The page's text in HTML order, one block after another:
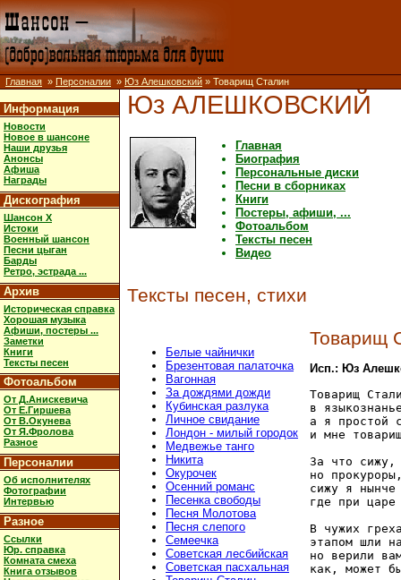
Главная » Персоналии » Юз Алешковский » Товарищ Сталин
Информация
Новости
Новое в шансоне
Наши друзья
Анонсы
Афиша
Награды
Дискография
Шансон X
Истоки
Военный шансон
Песни цыган
Барды
Ретро, эстрада ...
Архив
Историческая справка
Хорошая музыка
Афиши, постеры ...
Заметки
Книги
Тексты песен
Фотоальбом
От Д.Анискевича
От Е.Гиршева
От В.Окунева
От Я.Фролова
Разное
Персоналии
Об исполнителях
Фотографии
Интервью
Разное
Ссылки
Юр. справка
Комната смеха
Книга отзывов
Юз АЛЕШКОВСКИЙ
Главная
Биография
Персональные диски
Песни в сборниках
Книги
Постеры, афиши, ...
Фотоальбом
Тексты песен
Видео
Тексты песен, стихи
Белые чайнички
Брезентовая палаточка
Вагонная
За дождями дожди
Кубинская разлука
Личное свидание
Лондон - милый городок
Медвежье танго
Никита
Окурочек
Осенний романс
Песенка свободы
Песня Молотова
Песня слепого
Семеечка
Советская лесбийская
Советская пасхальная
Товарищ
Исп.: Юз
Товарищ
в
а я простой
и мне
За что сижу,
но
сижу я
где при
В чужих
этапом шли
но верили
как, может